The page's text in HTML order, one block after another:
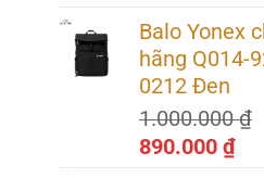
là:
3.200.000 ₫.
Balo Yonex
hãng Q014-
0212 Đen
1.000.000₫
Giá
890.000₫Giá